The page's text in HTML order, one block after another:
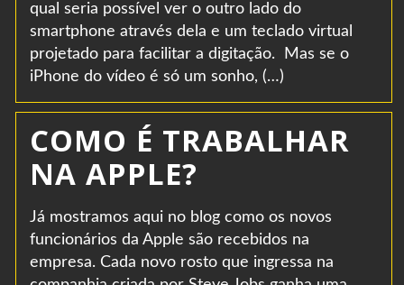
qual seria possível ver o outro lado do
smartphone através dela e um teclado virtual
projetado para facilitar a digitação. Mas se o
iPhone do vídeo é só um sonho, (…)
COMO É TRABALHAR
NA APPLE?
Já mostramos aqui no blog como os novos
funcionários da Apple são recebidos na
empresa. Cada novo rosto que ingressa na